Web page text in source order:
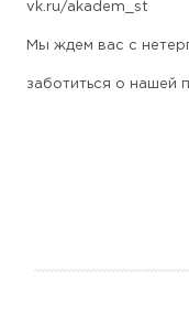
vk.ru/akadem_st
Мы ждем вас с
заботиться о нашей